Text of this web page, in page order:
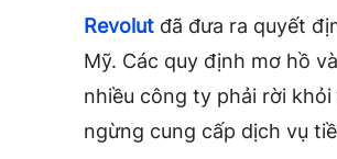
Revolut đã đưa ra quyết
Mỹ. Các quy định mơ hồ
nhiều công ty phải rời
ngừng cung cấp dịch vụ